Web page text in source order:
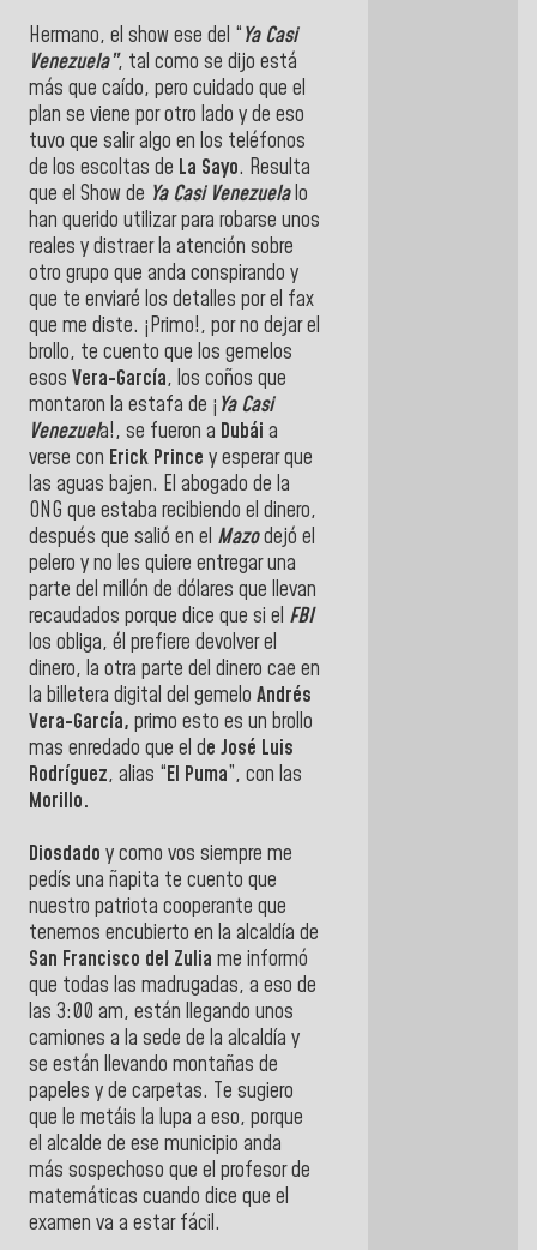
Hermano, el show ese del “Ya Casi
Venezuela”, tal como se dijo está
más que caído, pero cuidado que el
plan se viene por otro lado y de eso
tuvo que salir algo en los teléfonos
de los escoltas de La Sayo. Resulta
que el Show de Ya Casi Venezuelalo
han querido utilizar para robarse unos
reales y distraer la atención sobre
otro grupo que anda conspirando y
que te enviaré los detalles por el fax
que me diste. ¡Primo!, por no dejar el
brollo, te cuento que los gemelos
esos Vera-García, los coños que
montaron la estafa de ¡ Ya Casi
Venezuela!, se fueron a Dubái a
verse con Erick Prince y esperar que
las aguas bajen. El abogado de la
ONG que estaba recibiendo el dinero,
después que salió en el Mazodejó el
pelero y no les quiere entregar una
parte del millón de dólares que llevan
recaudados porque dice que si el FBI
los obliga, él prefiere devolver el
dinero, la otra parte del dinero cae en
la billetera digital del gemelo Andrés
Vera-García, primo esto es un brollo
mas enredado que el de José Luis
Rodríguez, alias “El Puma”, con las
Morillo.
Diosdado y como vos siempre me
pedís una ñapita te cuento que
nuestro patriota cooperante que
tenemos encubierto en la alcaldía de
San Francisco del Zulia me informó
que todas las madrugadas, a eso de
las 3:00 am, están llegando unos
camiones a la sede de la alcaldía y
se están llevando montañas de
papeles y de carpetas. Te sugiero
que le metáis la lupa a eso, porque
el alcalde de ese municipio anda
más sospechoso que el profesor de
matemáticas cuando dice que el
examen va a estar fácil.